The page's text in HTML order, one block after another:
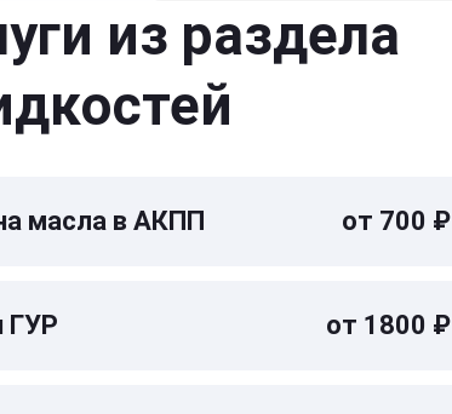
из раздела
масла в АКПП от 700 ₽
ГУР от 1800 ₽